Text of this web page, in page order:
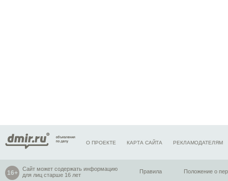
О ПРОЕКТЕ КАРТА САЙТА РЕКЛАМОДАТЕЛЯМ
Сайт может содержать информацию
для лиц старше 16 лет
Правила Положение о